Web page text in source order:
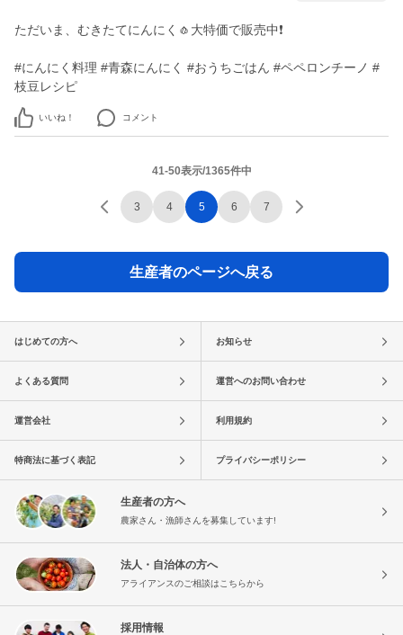
ただいま、むきたてにんにく🧄大特価で販売中❗️
#にんにく料理 #青森にんにく #おうちごはん #ペペロンチーノ #
枝豆レシピ
いいね！ コメント
41-50表示/1365件中
3 4 5 6 7
生産者のページへ戻る
はじめての方へ お知らせ
よくある質問 運営へのお問い合わせ
運営会社 利用規約
特商法に基づく表記 プライバシーポリシー
生産者の方へ
農家さん・漁師さんを募集しています!
法人・自治体の方へ
アライアンスのご相談はこちらから
採用情報